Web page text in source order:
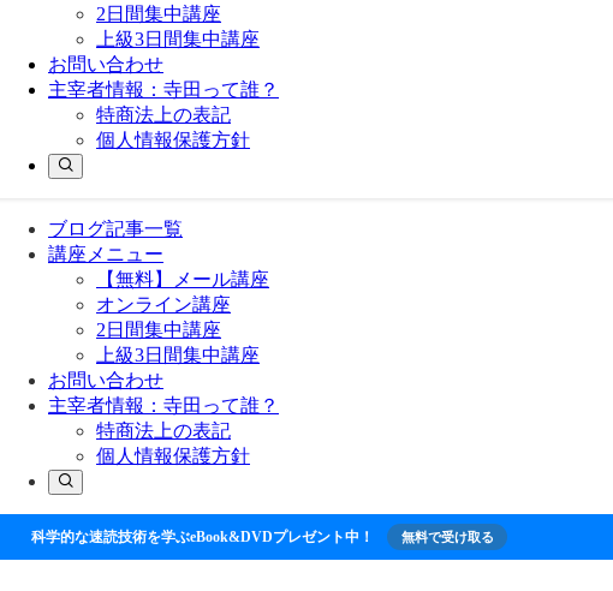
2日間集中講座
上級3日間集中講座
お問い合わせ
主宰者情報：寺田って誰？
特商法上の表記
個人情報保護方針
ブログ記事一覧
講座メニュー
【無料】メール講座
オンライン講座
2日間集中講座
上級3日間集中講座
お問い合わせ
主宰者情報：寺田って誰？
特商法上の表記
個人情報保護方針
科学的な速読技術を学ぶeBook&DVDプレゼント中！ 無料で受け取る